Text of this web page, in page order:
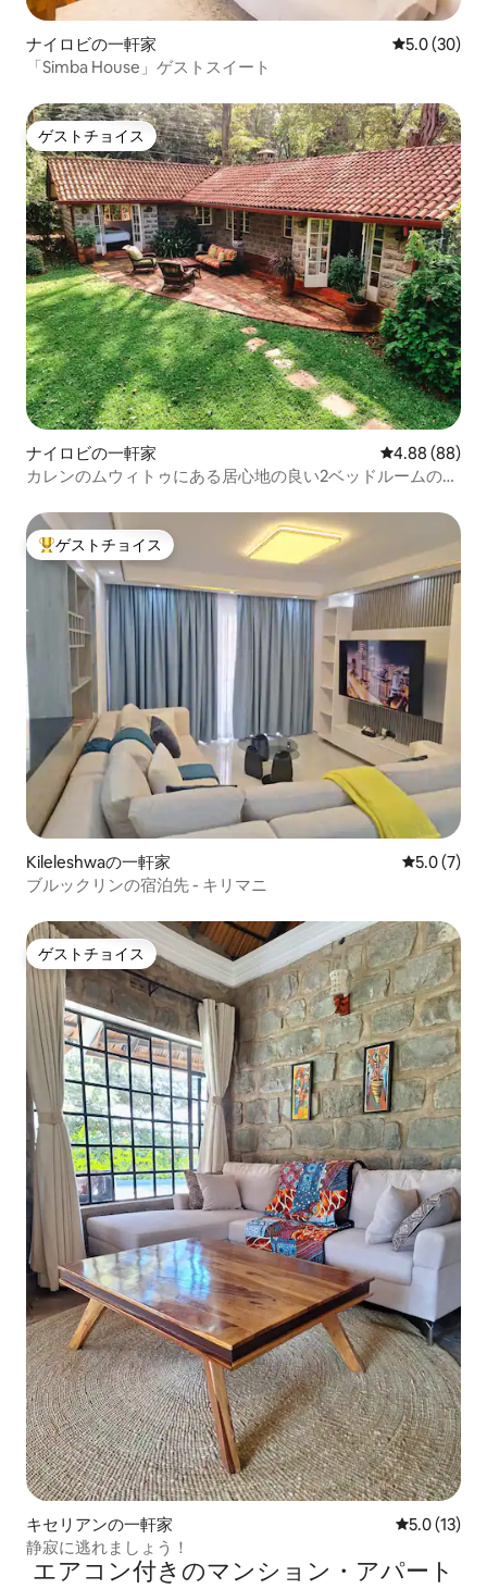
ナイロビの一軒家 レビュー30
5.0 (30)
「Simba House」ゲストスイート
ゲストチョイス
ゲストチョイス
ナイロビの一軒家 レビュー88件
4.88 (88)
カレンのムウィトゥにある居心地の良い2ベッドルームのコ
大好評のゲストチョイスです。
ゲストチョイス
Kileleshwaの一軒家 レビュー7
5.0 (7)
ブルックリンの宿泊先 - キリマニ
ゲストチョイス
ゲストチョイス
キセリアンの一軒家 レビュー13
5.0 (13)
静寂に逃れましょう！
エアコン付きのマンション・アパート